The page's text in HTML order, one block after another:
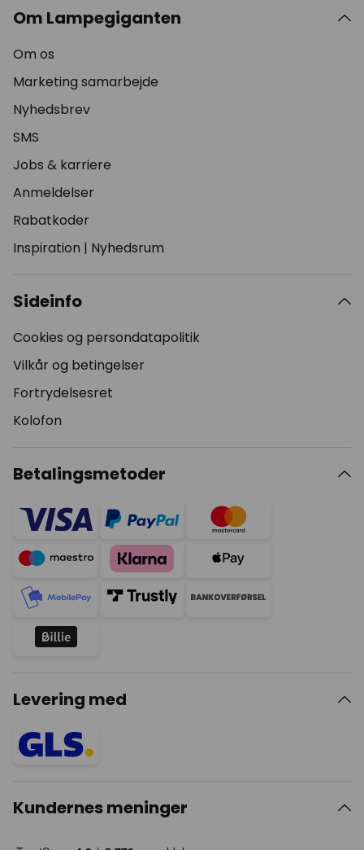
Om Lampegiganten
Om os
Marketing samarbejde
Nyhedsbrev
SMS
Jobs & karriere
Anmeldelser
Rabatkoder
Inspiration | Nyhedsrum
Sideinfo
Cookies og persondatapolitik
Vilkår og betingelser
Fortrydelsesret
Kolofon
Betalingsmetoder
Levering med
Kundernes meninger